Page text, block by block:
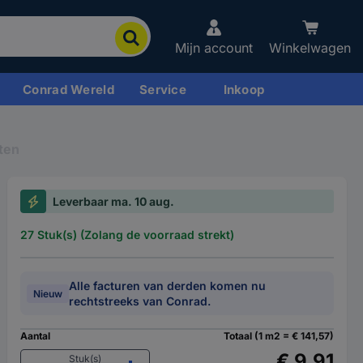
Mijn account Winkelwagen
Conrad Wereld Service Inkoop
Leverbaar ma. 10 aug.
27 Stuk(s) (Zolang de voorraad strekt)
Nieuw
Alle facturen van derden komen nu
rechtstreeks van Conrad.
Aantal
Stuk(s)
Totaal (1 m2 = € 141,57)